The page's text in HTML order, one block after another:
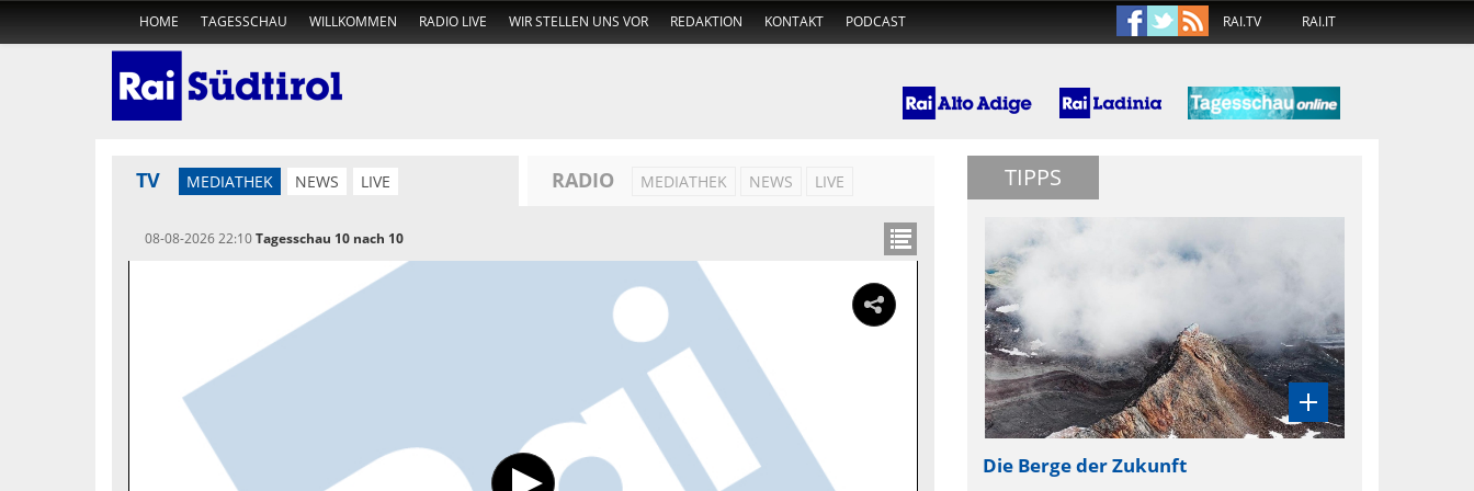
HOME TAGESSCHAU WILLKOMMEN RADIO LIVE WIR STELLEN UNS VOR REDAKTION KONTAKT PODCAST RAI.TV RAI.IT
TV MEDIATHEK NEWS LIVE RADIO MEDIATHEK NEWS LIVE
08-08-2026 22:10Tagesschau 10 nach 10
TIPPS
Die Berge der Zukunft